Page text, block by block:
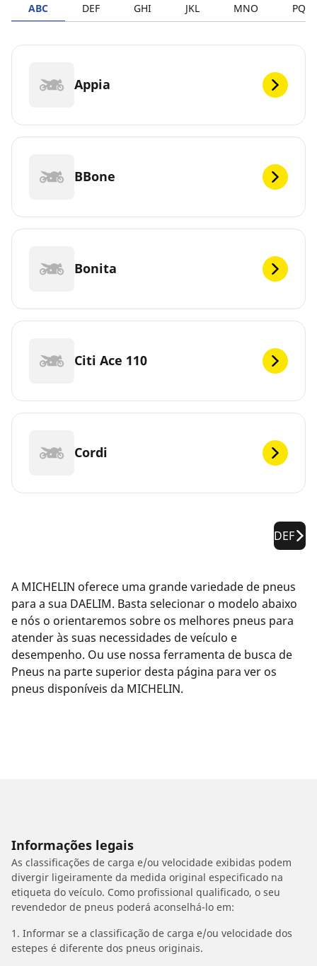
ABC DEF GHI JKL MNO PQRS
Appia
BBone
Bonita
Citi Ace 110
Cordi
DEF
A MICHELIN oferece uma grande variedade de pneus
para a sua DAELIM. Basta selecionar o modelo abaixo
e nós o orientaremos sobre os melhores pneus para
atender às suas necessidades de veículo e
desempenho. Ou use nossa ferramenta de busca de
Pneus na parte superior desta página para ver os
pneus disponíveis da MICHELIN.
Informações legais
As classificações de carga e/ou velocidade exibidas podem
divergir ligeiramente da medida original especificado na
etiqueta do veículo. Como profissional qualificado, o seu
revendedor de pneus poderá aconselhá-lo em:
1. Informar se a classificação de carga e/ou velocidade dos
estepes é diferente dos pneus originais.